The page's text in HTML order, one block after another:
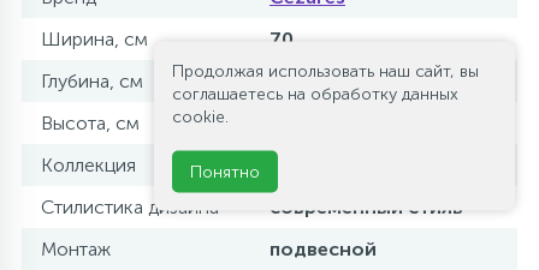
Ширина, см
70
Глубина, см
52
Высота, см
Коллекция
Стилистика дизайна
современный стиль
Монтаж
подвесной
Продолжая использовать наш сайт, вы
соглашаетесь на обработку данных
cookie.
Понятно